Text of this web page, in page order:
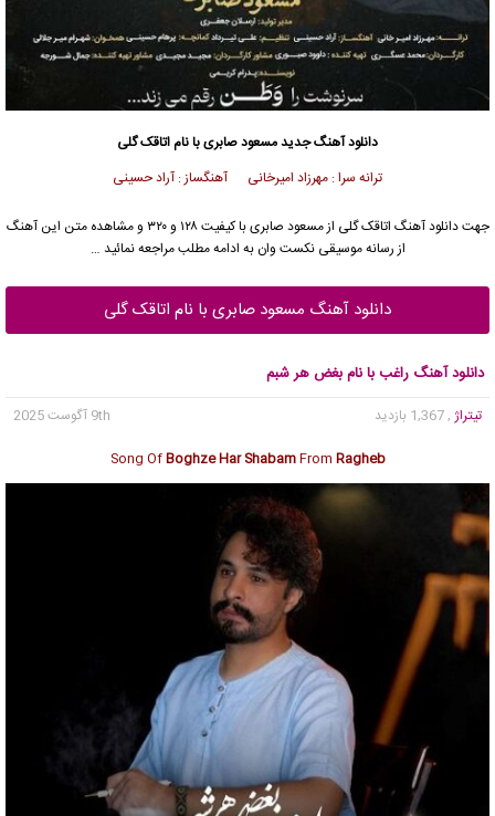
دانلود آهنگ جدیدمسعود صابریبا نام اتاقک گلی
ترانه سرا : مهرزاد امیرخانی آهنگساز : آراد حسینی
جهت دانلود آهنگ اتاقک گلی ازمسعود صابری
با کیفیت ۱۲۸ و ۳۲۰ و مشاهده متن این آهنگ
از رسانه موسیقی نکست وان به ادامه مطلب مراجعه نمائید …
دانلود آهنگ مسعود صابری با نام اتاقک گلی
دانلود آهنگ راغب با نام بغض هر شبم
تیتراژ , 1,367 بازدید
9th آگوست 2025
Song OfBoghze Har ShabamFrom Ragheb